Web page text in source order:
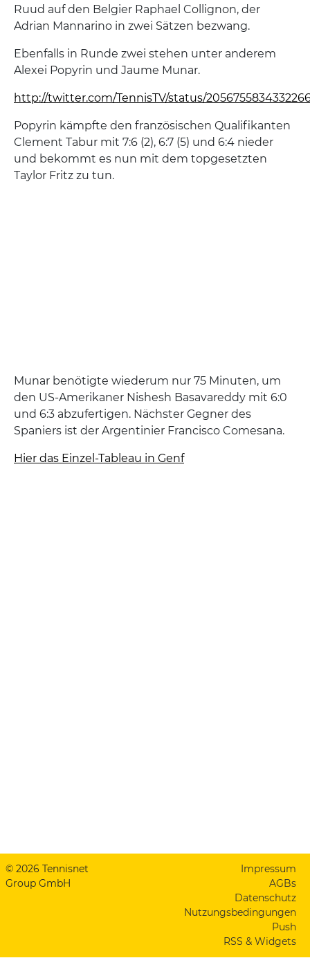
Ruud auf den Belgier Raphael Collignon, der
Adrian Mannarino in zwei Sätzen bezwang.
Ebenfalls in Runde zwei stehen unter anderem
Alexei Popyrin und Jaume Munar.
http://twitter.com/TennisTV/status/
Popyrin kämpfte den französischen Qualifikanten
Clement Tabur mit 7:6 (2), 6:7 (5) und 6:4 nieder
und bekommt es nun mit dem topgesetzten
Taylor Fritz zu tun.
Munar benötigte wiederum nur 75 Minuten, um
den US-Amerikaner Nishesh Basavareddy mit 6:0
und 6:3 abzufertigen. Nächster Gegner des
Spaniers ist der Argentinier Francisco Comesana.
Hier das Einzel-Tableau in Genf
© 2026 Tennisnet
Group GmbH
Impressum
AGBs
Datenschutz
Nutzungsbedingungen
Push
RSS & Widgets